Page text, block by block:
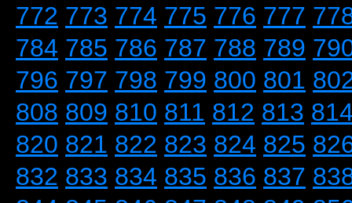
772 773 774 775 776 777
784 785 786 787 788 789
796 797 798 799 800 801
808 809 810 811 812 813
820 821 822 823 824 825
832 833 834 835 836 837